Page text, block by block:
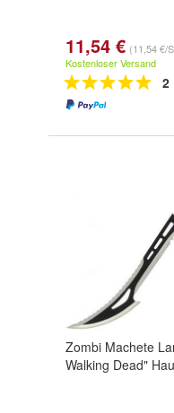
11,54 € (11,54 €/
Kostenloser Versand
2
Zombi Machete
Walking Dead"